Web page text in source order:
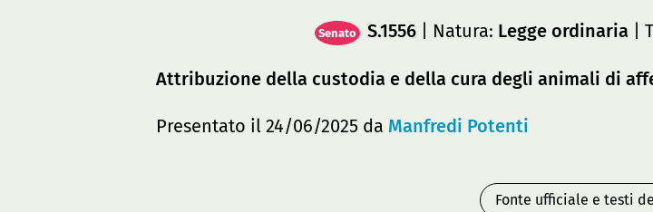
Senato S.1556 | Natura: Legge ordinaria |
Attribuzione della custodia e della cura degli animali di
Presentato il 24/06/2025 da Manfredi Potenti
Fonte ufficiale e testi